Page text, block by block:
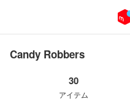
Candy Robbers
30
アイテム